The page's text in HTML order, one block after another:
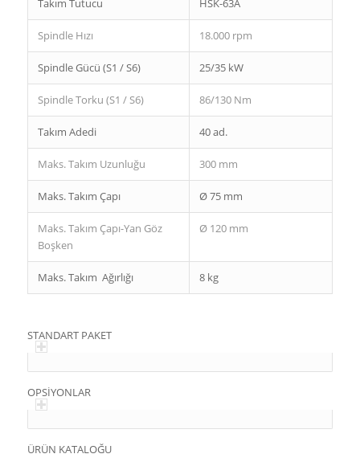
Takım Tutucu HSK-63A
Spindle Hızı 18.000 rpm
Spindle Gücü (S1 / S6) 25/35 kW
Spindle Torku (S1 / S6) 86/130 Nm
Takım Adedi 40 ad.
Maks. Takım Uzunluğu 300 mm
Maks. Takım Çapı Ø 75 mm
Maks. Takım Çapı-Yan Göz
Boşken
Ø 120 mm
Maks. Takım Ağırlığı 8 kg
STANDART PAKET
OPSİYONLAR
ÜRÜN KATALOĞU